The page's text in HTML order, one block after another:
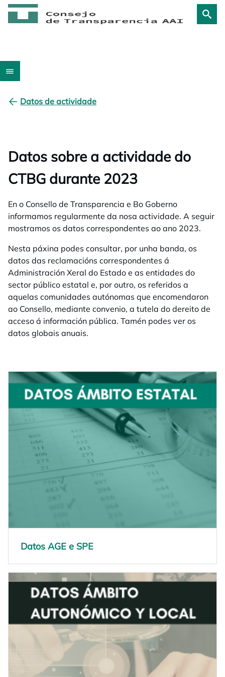
Datos de actividade
Datos sobre a actividade do
CTBG durante 2023
En o Consello de Transparencia e Bo Goberno
informamos regularmente da nosa actividade. A seguir
mostramos os datos correspondentes ao ano 2023.
Nesta páxina podes consultar, por unha banda, os
datos das reclamacións correspondentes á
Administración Xeral do Estado e as entidades do
sector público estatal e, por outro, os referidos a
aquelas comunidades autónomas que encomendaron
ao Consello, mediante convenio, a tutela do dereito de
acceso á información pública. Tamén podes ver os
datos globais anuais.
Datos AGE e SPE
opens in a new tab